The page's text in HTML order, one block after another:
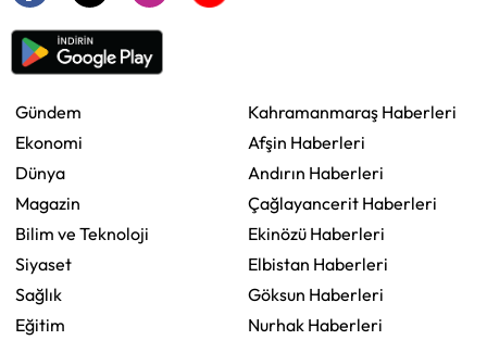
Gündem
Ekonomi
Dünya
Magazin
Bilim ve Teknoloji
Siyaset
Sağlık
Eğitim
Kahramanmaraş Haberleri
Afşin Haberleri
Andırın Haberleri
Çağlayancerit Haberleri
Ekinözü Haberleri
Elbistan Haberleri
Göksun Haberleri
Nurhak Haberleri